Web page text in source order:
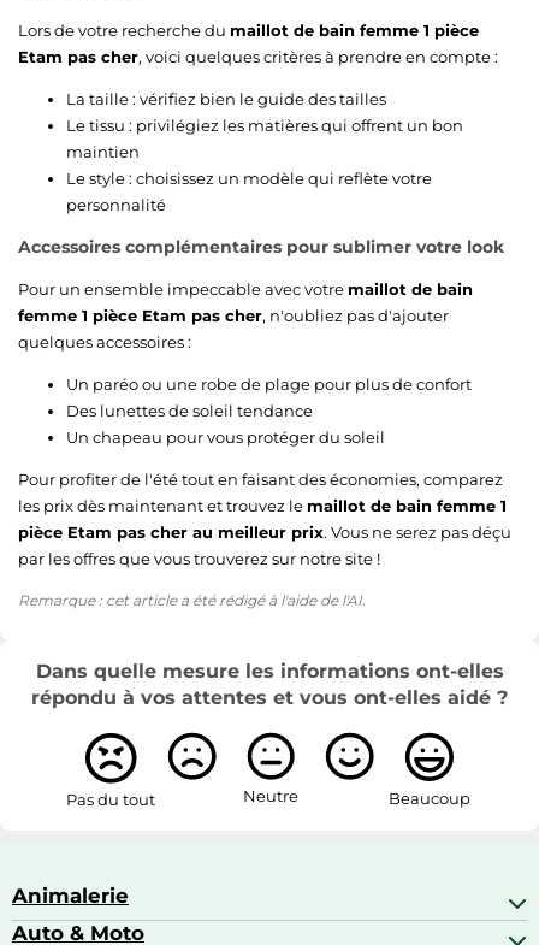
Lors de votre recherche du maillot de bain femme 1 pièce
Etam pas cher, voici quelques critères à prendre en compte :
La taille : vérifiez bien le guide des tailles
Le tissu : privilégiez les matières qui offrent un bon
maintien
Le style : choisissez un modèle qui reflète votre
personnalité
Accessoires complémentaires pour sublimer votre look
Pour un ensemble impeccable avec votre maillot de bain
femme 1 pièce Etam pas cher, n'oubliez pas d'ajouter
quelques accessoires :
Un paréo ou une robe de plage pour plus de confort
Des lunettes de soleil tendance
Un chapeau pour vous protéger du soleil
Pour profiter de l'été tout en faisant des économies, comparez
les prix dès maintenant et trouvez le maillot de bain femme 1
pièce Etam pas cher au meilleur prix. Vous ne serez pas déçu
par les offres que vous trouverez sur notre site !
Remarque : cet article a été rédigé à l'aide de l'AI.
Dans quelle mesure les informations ont-elles
répondu à vos attentes et vous ont-elles aidé ?
Pas du tout Neutre Beaucoup
Animalerie
Abris pour animaux sauvages
Auto & Moto